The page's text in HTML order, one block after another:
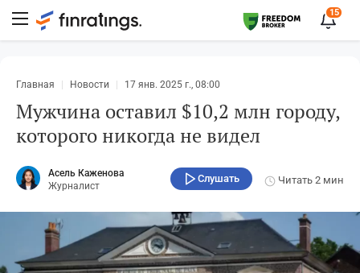
15
Главная Новости 17 янв. 2025 г., 08:00
Мужчина оставил $10,2 млн городу,
которого никогда не видел
Асель Каженова
Журналист
Слушать Читать 2 мин